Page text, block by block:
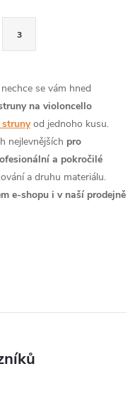
3
nechce se vám hned
na violoncello
strunyod jednoho kusu.
nejlevnějších pro
a pokročilé
a druhu materiálu.
e-shopu i v naší prodejně